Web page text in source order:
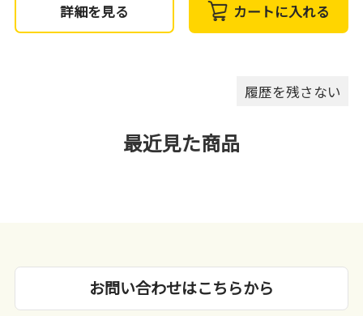
詳細を見る カートに入れる
履歴を残さない
最近見た商品
お問い合わせはこちらから